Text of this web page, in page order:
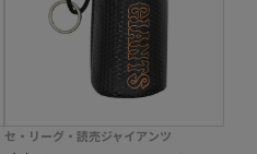
セ・リーグ・読売ジャイアンツ